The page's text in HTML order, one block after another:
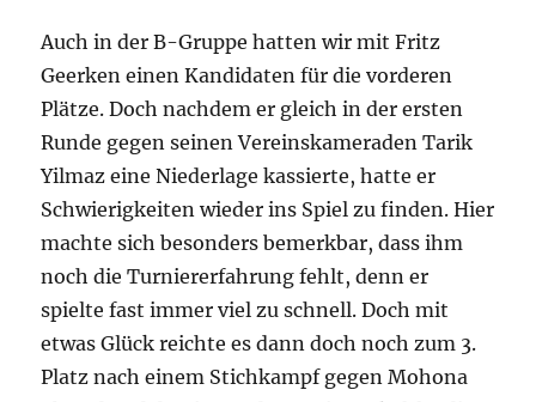
Auch in der B-Gruppe hatten wir mit Fritz
Geerken einen Kandidaten für die vorderen
Plätze. Doch nachdem er gleich in der ersten
Runde gegen seinen Vereinskameraden Tarik
Yilmaz eine Niederlage kassierte, hatte er
Schwierigkeiten wieder ins Spiel zu finden. Hier
machte sich besonders bemerkbar, dass ihm
noch die Turniererfahrung fehlt, denn er
spielte fast immer viel zu schnell. Doch mit
etwas Glück reichte es dann doch noch zum 3.
Platz nach einem Stichkampf gegen Mohona